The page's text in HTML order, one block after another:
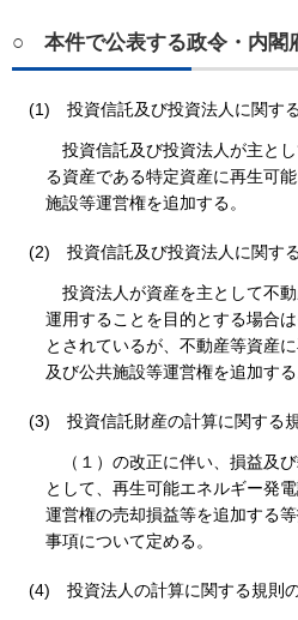
○ 本件で公表する政令・内閣
(1) 投資信託及び投資法人に関す
投資信託及び投資法人が主と
る資産である特定資産に再生可
施設等運営権を追加する。
(2) 投資信託及び投資法人に関す
投資法人が資産を主として不
運用することを目的とする場合
とされているが、不動産等資産
及び公共施設等運営権を追加する
(3) 投資信託財産の計算に関する
（１）の改正に伴い、損益及
として、再生可能エネルギー発
運営権の売却損益等を追加する
事項について定める。
(4) 投資法人の計算に関する規則